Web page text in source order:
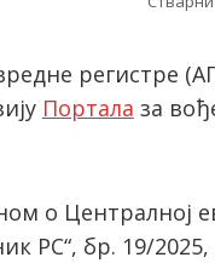
регистре
Портала за
о Централној
РС“, бр. 19/